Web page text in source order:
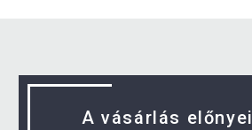
A vásárlás előnyei